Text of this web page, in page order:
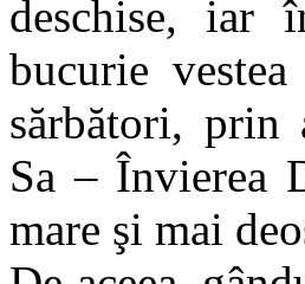
deschise, iar
bucurie
sărbători, prin
Sa – Învierea
mare şi mai